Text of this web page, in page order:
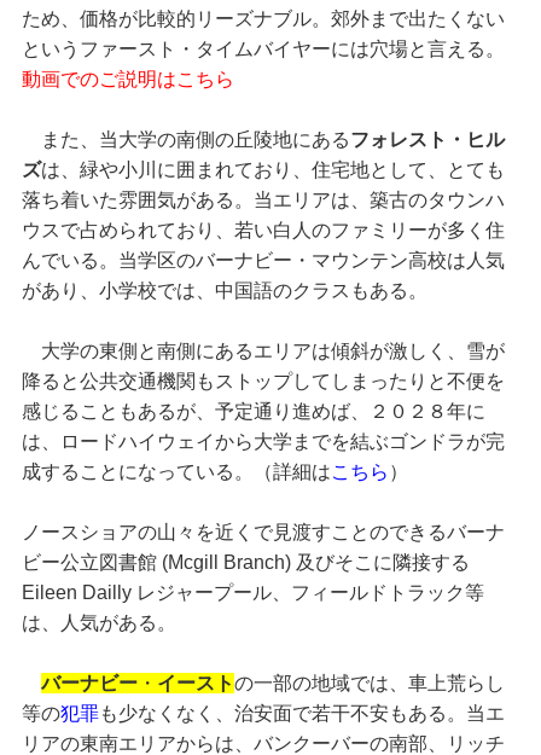
ため、価格が比較的リーズナブル。郊外まで出たくない
というファースト・タイムバイヤーには穴場と言える。
動画でのご説明はこちら
また、当大学の南側の丘陵地にあるフォレスト・ヒル
ズは、緑や小川に囲まれており、住宅地として、とても
落ち着いた雰囲気がある。当エリアは、築古のタウンハ
ウスで占められており、若い白人のファミリーが多く住
んでいる。当学区のバーナビー・マウンテン高校は人気
があり、小学校では、中国語のクラスもある。
大学の東側と南側にあるエリアは傾斜が激しく、雪が
降ると公共交通機関もストップしてしまったりと不便を
感じることもあるが、予定通り進めば、２０２８年に
は、ロードハイウェイから大学までを結ぶゴンドラが完
成することになっている。（詳細はこちら ）
ノースショアの山々を近くで見渡すことのできるバーナ
ビー公立図書館 (Mcgill Branch) 及びそこに隣接する
Eileen Dailly レジャープール、フィールドトラック等
は、人気がある。
バーナビー・ イーストの一部の地域では、車上荒らし
等の犯罪も少なくなく、治安面で若干不安もある。当エ
リアの東南エリアからは、バンクーバーの南部、リッチ